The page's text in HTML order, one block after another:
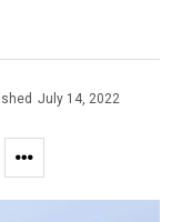
July 14, 2022